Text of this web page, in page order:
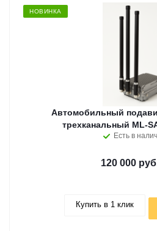
НОВИНКА
Автомобильный
трехканальный ML-
Есть в
120 000
Купить в 1 клик